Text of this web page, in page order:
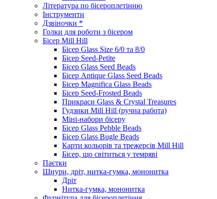
Література по бісероплетінню
Інструменти
Дзвіночки *
Голки для роботи з бісером
Бісер Mill Hill
Бісер Glass Size 6/0 та 8/0
Бісер Seed-Petite
Бісер Glass Seed Beads
Бісер Antique Glass Seed Beads
Бісер Magnifica Glass Beads
Бісер Seed-Frosted Beads
Прикраси Glass & Crystal Treasures
Гудзики Mill Hill (ручна работа)
Міні-набори бісеру
Бісер Glass Pebble Beads
Бісер Glass Bugle Beads
Карти кольорів та трежерсів Mill Hill
Бісер, що світиться у темряві
Паєтки
Шнури, дріт, нитка-гумка, мононитка
Дріт
Нитка-гумка, мононитка